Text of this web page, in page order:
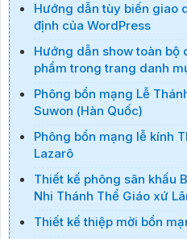
Hướng dẫn tùy biến giao
định của WordPress
Hướng dẫn show toàn bộ
phẩm trong trang danh
Phông bổn mạng Lễ
Suwon (Hàn Quốc)
Phông bổn mạng lễ kính
Lazarô
Thiết kế phông sân khấu
Nhi Thánh Thể Giáo xứ
Thiết kế thiệp mời bổn